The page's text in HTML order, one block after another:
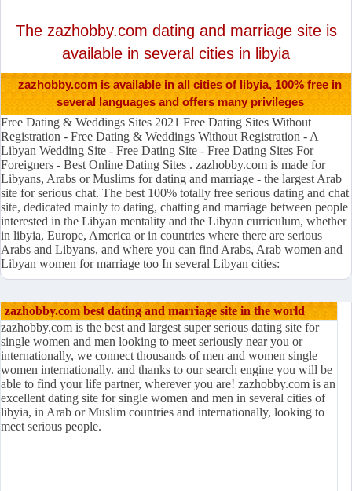
The zazhobby.com dating and marriage site is
available in several cities in libyia
zazhobby.com is available in all cities of libyia, 100% free in
several languages and offers many privileges
Free Dating & Weddings Sites 2021 Free Dating Sites Without
Registration - Free Dating & Weddings Without Registration - A
Libyan Wedding Site - Free Dating Site - Free Dating Sites For
Foreigners - Best Online Dating Sites . zazhobby.com is made for
Libyans, Arabs or Muslims for dating and marriage - the largest Arab
site for serious chat. The best 100% totally free serious dating and chat
site, dedicated mainly to dating, chatting and marriage between people
interested in the Libyan mentality and the Libyan curriculum, whether
in libyia, Europe, America or in countries where there are serious
Arabs and Libyans, and where you can find Arabs, Arab women and
Libyan women for marriage too In several Libyan cities:
zazhobby.com best dating and marriage site in the world
zazhobby.com is the best and largest super serious dating site for
single women and men looking to meet seriously near you or
internationally, we connect thousands of men and women single
women internationally. and thanks to our search engine you will be
able to find your life partner, wherever you are! zazhobby.com is an
excellent dating site for single women and men in several cities of
libyia, in Arab or Muslim countries and internationally, looking to
meet serious people.